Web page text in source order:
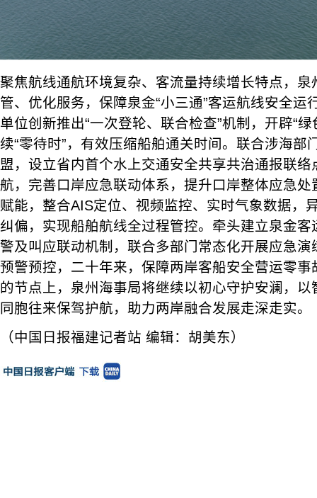
聚焦航线通航环境复杂、客流量持续增长特点，泉
管、优化服务，保障泉金“小三通”客运航线安全运
单位创新推出“一次登轮、联合检查”机制，开辟“
续“零待时”，有效压缩船舶通关时间。联合涉海部
盟，设立省内首个水上交通安全共享共治通报联
航，完善口岸应急联动体系，提升口岸整体应急
赋能，整合AIS定位、视频监控、实时气象数据，
纠偏，实现船舶航线全过程管控。牵头建立泉金
警及叫应联动机制，联合多部门常态化开展应急
预警预控，二十年来，保障两岸客船安全营运零
的节点上，泉州海事局将继续以初心守护安澜，
同胞往来保驾护航，助力两岸融合发展走深走实。
（中国日报福建记者站 编辑：胡美东）